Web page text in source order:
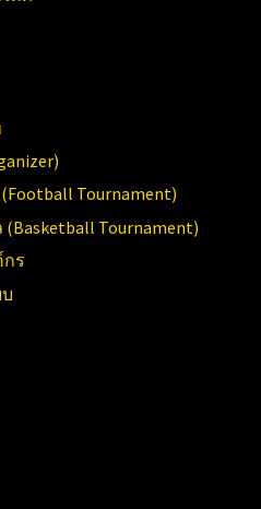
Tournament)
Tournament)
ร